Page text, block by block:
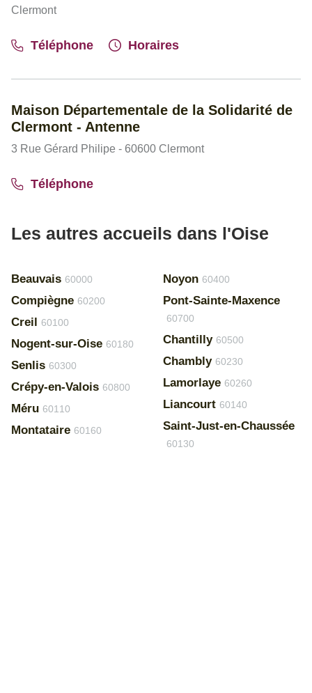
Clermont
Téléphone Horaires
Maison Départementale de la Solidarité de
Clermont - Antenne
3 Rue Gérard Philipe - 60600 Clermont
Téléphone
Les autres accueils dans l'Oise
Beauvais 60000
Compiègne 60200
Creil 60100
Nogent-sur-Oise 60180
Senlis 60300
Crépy-en-Valois 60800
Méru 60110
Montataire 60160
Noyon 60400
Pont-Sainte-Maxence
60700
Chantilly 60500
Chambly 60230
Lamorlaye 60260
Liancourt 60140
Saint-Just-en-Chaussée
60130